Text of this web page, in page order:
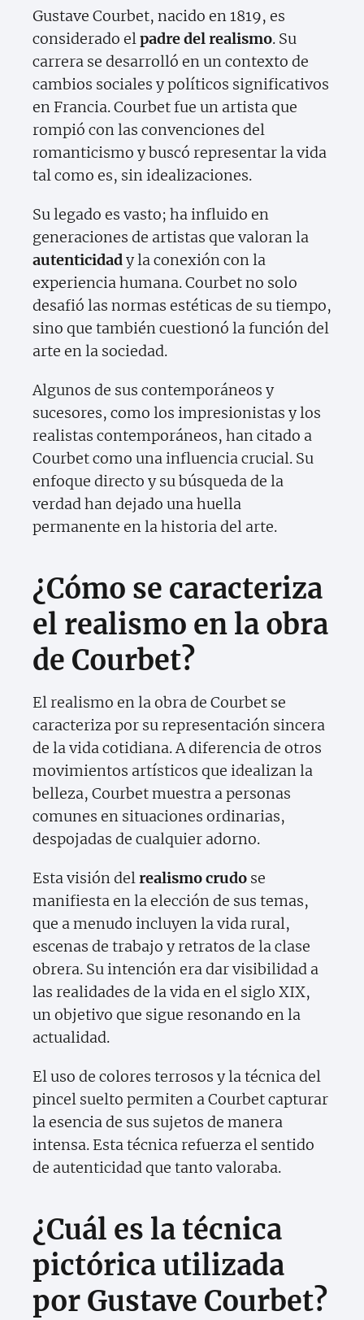
Gustave Courbet, nacido en 1819, es
considerado elpadre del realismo. Su
carrera se desarrolló en un contexto de
cambios sociales y políticos significativos
en Francia. Courbet fue un artista que
rompió con las convenciones del
romanticismo y buscó representar la vida
tal como es, sin idealizaciones.
Su legado es vasto; ha influido en
generaciones de artistas que valoran la
autenticidady la conexión con la
experiencia humana. Courbet no solo
desafió las normas estéticas de su tiempo,
sino que también cuestionó la función del
arte en la sociedad.
Algunos de sus contemporáneos y
sucesores, como los impresionistas y los
realistas contemporáneos, han citado a
Courbet como una influencia crucial. Su
enfoque directo y su búsqueda de la
verdad han dejado una huella
permanente en la historia del arte.
¿Cómo se caracteriza
el realismo en la obra
de Courbet?
El realismo en la obra de Courbet se
caracteriza por su representación sincera
de la vida cotidiana. A diferencia de otros
movimientos artísticos que idealizan la
belleza, Courbet muestra a personas
comunes en situaciones ordinarias,
despojadas de cualquier adorno.
Esta visión delrealismo crudo se
manifiesta en la elección de sus temas,
que a menudo incluyen la vida rural,
escenas de trabajo y retratos de la clase
obrera. Su intención era dar visibilidad a
las realidades de la vida en el siglo XIX,
un objetivo que sigue resonando en la
actualidad.
El uso de colores terrosos y la técnica del
pincel suelto permiten a Courbet capturar
la esencia de sus sujetos de manera
intensa. Esta técnica refuerza el sentido
de autenticidad que tanto valoraba.
¿Cuál es la técnica
pictórica utilizada
por Gustave Courbet?